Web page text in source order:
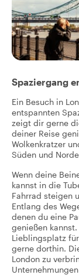
Spaziergang
Ein Besuch in
entspannten
zeigt dir gerne
deiner Reise
Wolkenkratzer
Süden und
Wenn deine
kannst in die
Fahrrad steigen
Entlang des
denen du eine
genießen
Lieblingsplatz
gerne dorthin.
London zu